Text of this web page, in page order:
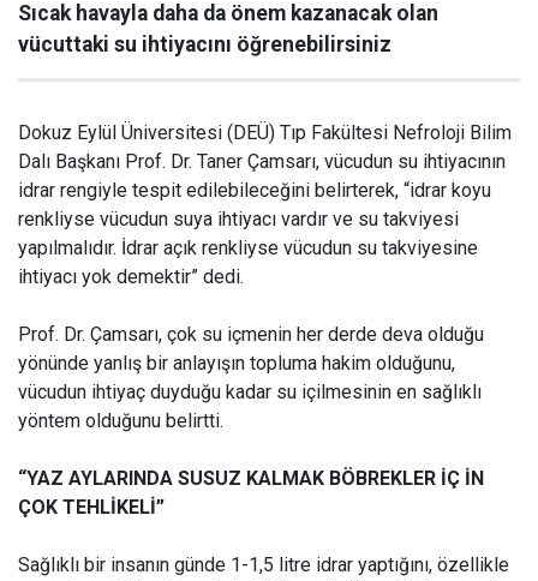
Sıcak havayla daha da önem kazanacak olan
vücuttaki su ihtiyacını öğrenebilirsiniz
Dokuz Eylül Üniversitesi (DEÜ) Tıp Fakültesi Nefroloji Bilim
Dalı Başkanı Prof. Dr. Taner Çamsarı, vücudun su ihtiyacının
idrar rengiyle tespit edilebileceğini belirterek, “idrar koyu
renkliyse vücudun suya ihtiyacı vardır ve su takviyesi
yapılmalıdır. İdrar açık renkliyse vücudun su takviyesine
ihtiyacı yok demektir” dedi.
Prof. Dr. Çamsarı, çok su içmenin her derde deva olduğu
yönünde yanlış bir anlayışın topluma hakim olduğunu,
vücudun ihtiyaç duyduğu kadar su içilmesinin en sağlıklı
yöntem olduğunu belirtti.
“YAZ AYLARINDA SUSUZ KALMAK BÖBREKLER İÇ İN
ÇOK TEHLİKELİ”
Sağlıklı bir insanın günde 1-1,5 litre idrar yaptığını, özellikle